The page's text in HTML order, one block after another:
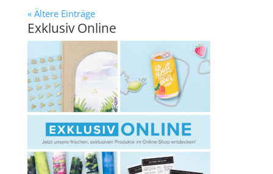
« Ältere Einträge
Exklusiv Online